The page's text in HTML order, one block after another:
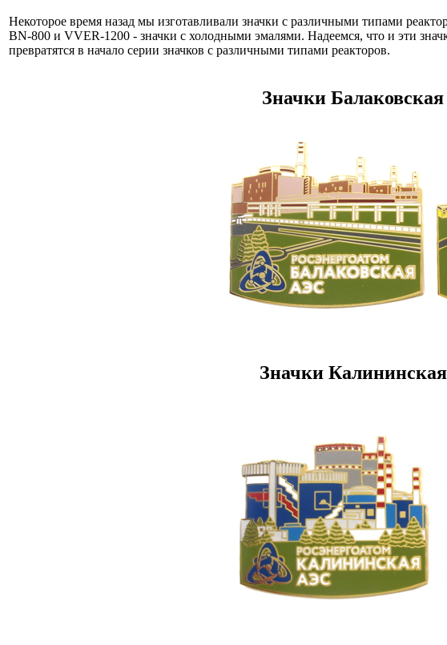
Некоторое время назад мы изготавливали значки с различными типами
BN-800 и VVER-1200 - значки с холодными эмалями. Надеемся, что и эти
превратятся в начало серии значков с различными типами реакторов.
Значки
Значки